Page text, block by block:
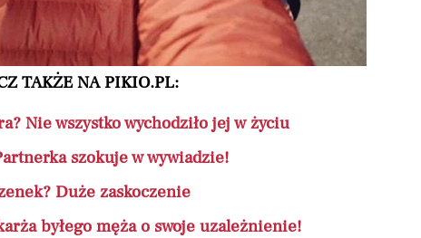
TAKŻE NA PIKIO.PL:
Nie wszystko wychodziło jej w życiu
szokuje w wywiadzie!
Duże zaskoczenie
byłego męża o swoje uzależnienie!